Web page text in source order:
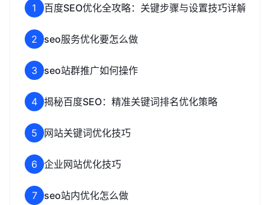
1 百度SEO优化全攻略：关键步骤与设置技巧详解
2 seo服务优化要怎么做
3 seo站群推广如何操作
4 揭秘百度SEO：精准关键词排名优化策略
5 网站关键词优化技巧
6 企业网站优化技巧
7 seo站内优化怎么做